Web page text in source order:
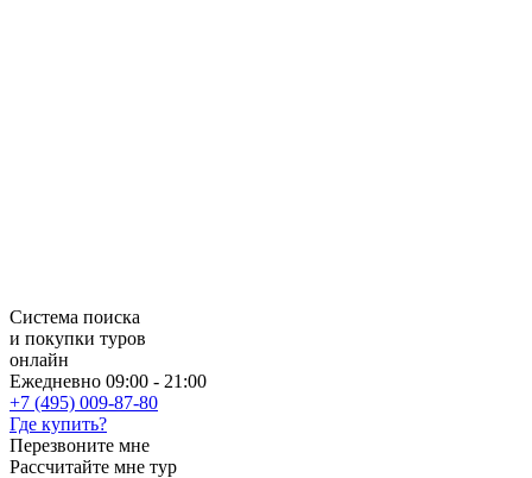
Система поиска
и покупки туров
онлайн
Ежедневно 09:00 - 21:00
+7 (495) 009-87-80
Где купить?
Перезвоните мне
Рассчитайте мне тур